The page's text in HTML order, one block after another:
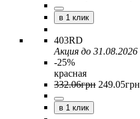
в 1 клик
403RD
Акция до 31.08.2026
-25%
красная
332.06грн 249.05грн
в 1 клик